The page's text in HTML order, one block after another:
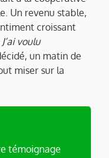
Un revenu stable,
croissant
J’ai voulu
un matin de
miser sur la
témoignage